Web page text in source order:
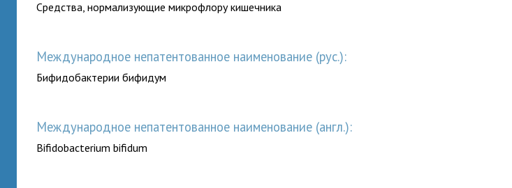
Сpедства, нормализующие микpофлоpу кишечника
Международное непатентованное наименование (рус.):
Бифидобактерии бифидум
Международное непатентованное наименование (англ.):
Bifidobacterium bifidum